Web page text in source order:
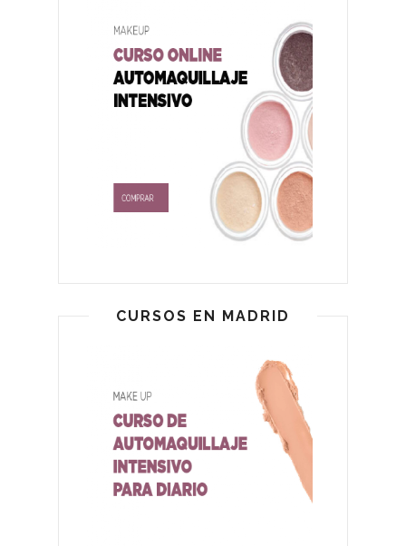
CURSOS EN MADRID